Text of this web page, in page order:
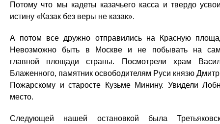
Потому что мы кадеты казачьего касса и твердо
истину «Казак без веры не казак».
А потом все дружно отправились на Красную
Невозможно быть в Москве и не побывать на
главной площади страны. Посмотрели храм
Блаженного, памятник освободителям Руси князю
Пожарскому и старосте Кузьме Минину. Увидели
место.
Следующей нашей остановкой была